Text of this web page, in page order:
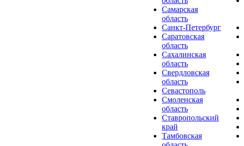
Самарская
область
Санкт-Петербург
Саратовская
область
Сахалинская
область
Свердловская
область
Севастополь
Смоленская
область
Ставропольский
край
Тамбовская